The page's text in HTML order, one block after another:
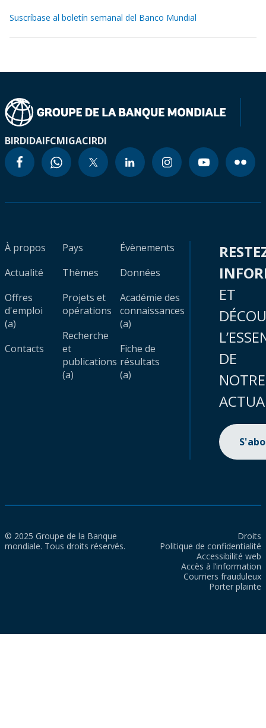
Suscríbase al boletín semanal del Banco Mundial
BIRDIDAIFCMIGACIRDI
À propos
Actualité
Offres
d'emploi
(a)
Contacts
Pays
Thèmes
Projets et
opérations
Recherche
et
publications
(a)
Évènements
Données
Académie des
connaissances
(a)
Fiche de
résultats
(a)
ET
DE
NOTRE
© 2025 Groupe de la Banque
mondiale. Tous droits réservés.
Droits
Politique de confidentialité
Accessibilité web
Accès à l’information
Courriers frauduleux
Porter plainte